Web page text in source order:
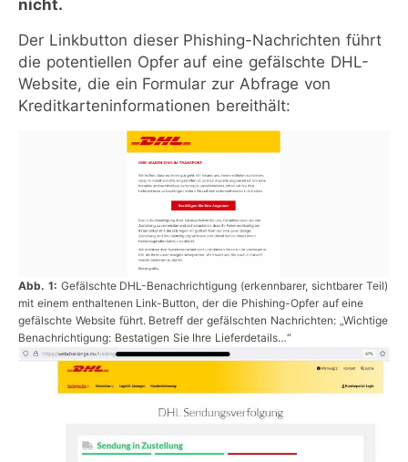
nicht.
Der Linkbutton dieser Phishing-Nachrichten führt
die potentiellen Opfer auf eine gefälschte DHL-
Website, die ein Formular zur Abfrage von
Kreditkarteninformationen bereithält:
Abb. 1: Gefälschte DHL-Benachrichtigung (erkennbarer, sichtbarer Teil)
mit einem enthaltenen Link-Button, der die Phishing-Opfer auf eine
gefälschte Website führt. Betreff der gefälschten Nachrichten: „Wichtige
Benachrichtigung: Bestatigen Sie Ihre Lieferdetails…“